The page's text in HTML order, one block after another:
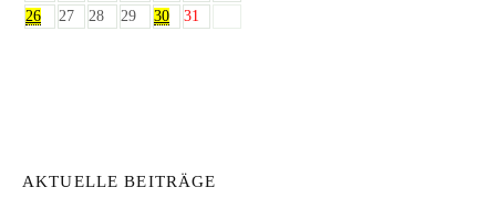
26
27 28 29 30 31
AKTUELLE BEITRÄGE